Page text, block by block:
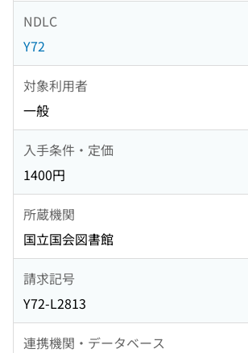
NDLC
Y72
対象利用者
一般
入手条件・定価
1400円
所蔵機関
国立国会図書館
請求記号
Y72-L2813
連携機関・データベース